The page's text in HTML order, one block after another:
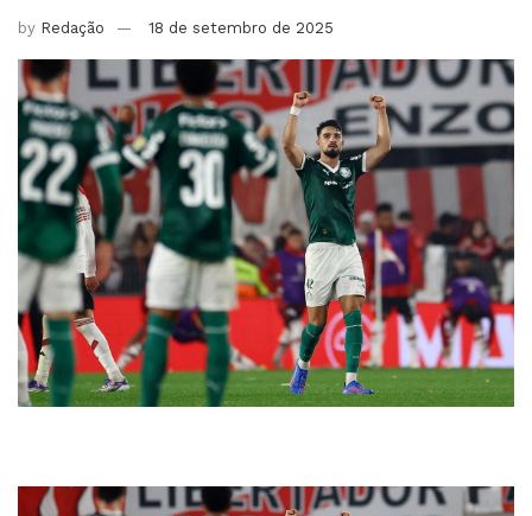
by Redação 18 de setembro de 2025